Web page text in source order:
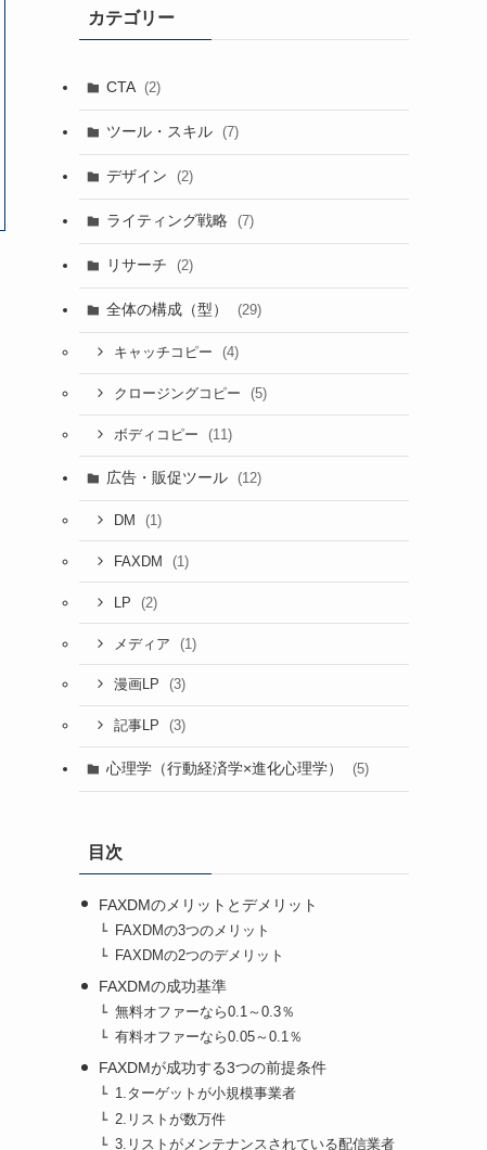
カテゴリー
CTA (2)
ツール・スキル (7)
デザイン (2)
ライティング戦略 (7)
リサーチ (2)
全体の構成（型） (29)
キャッチコピー (4)
クロージングコピー (5)
ボディコピー (11)
広告・販促ツール (12)
DM (1)
FAXDM (1)
LP (2)
メディア (1)
漫画LP (3)
記事LP (3)
心理学（行動経済学×進化心理学） (5)
目次
FAXDMのメリットとデメリット
FAXDMの3つのメリット
FAXDMの2つのデメリット
FAXDMの成功基準
無料オファーなら0.1～0.3％
有料オファーなら0.05～0.1％
FAXDMが成功する3つの前提条件
1.ターゲットが小規模事業者
2.リストが数万件
3.リストがメンテナンスされている配信業者